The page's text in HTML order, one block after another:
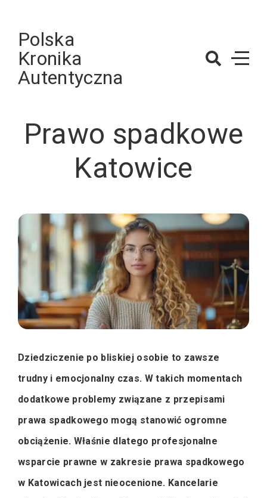
contentPolska
Kronika
Autentyczna
Prawo spadkowe
Katowice
Dziedziczenie po bliskiej osobie to zawsze
trudny i emocjonalny czas. W takich momentach
dodatkowe problemy związane z przepisami
prawa spadkowego mogą stanowić ogromne
obciążenie. Właśnie dlatego profesjonalne
wsparcie prawne w zakresie prawa spadkowego
w Katowicach jest nieocenione. Kancelarie